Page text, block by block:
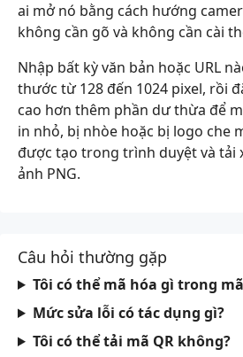
ai mở nó bằng cách hướng
không cần gõ và không cần cài
Nhập bất kỳ văn bản hoặc URL
thước từ 128 đến 1024 pixel, rồi
cao hơn thêm phần dư thừa để
in nhỏ, bị nhòe hoặc bị logo che
được tạo trong trình duyệt và tải
ảnh PNG.
Câu hỏi thường gặp
Tôi có thể mã hóa gì trong
Mức sửa lỗi có tác dụng gì?
Tôi có thể tải mã QR không?